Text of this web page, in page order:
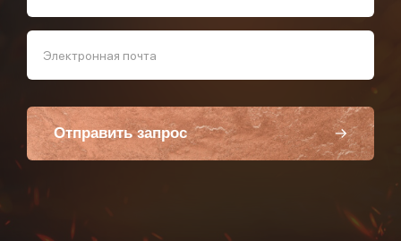
Электронная почта
Отправить запрос